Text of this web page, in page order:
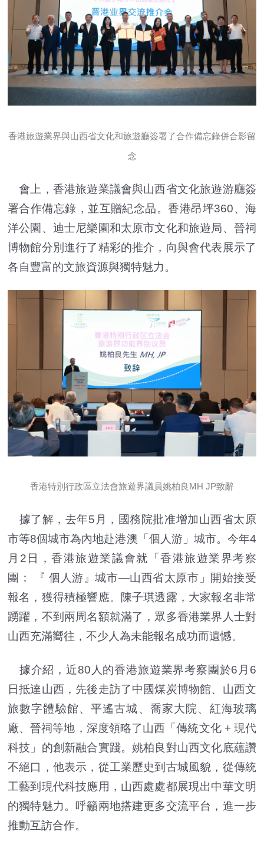
香港旅遊業界與山西省文化和旅遊廳簽署了合作備忘錄併合影留
念
會上，香港旅遊業議會與山西省文化旅遊游廳簽
署合作備忘錄，並互贈紀念品。香港昂坪360、海
洋公園、迪士尼樂園和太原市文化和旅遊局、晉祠
博物館分別進行了精彩的推介，向與會代表展示了
各自豐富的文旅資源與獨特魅力。
香港特別行政區立法會旅遊界議員姚柏良MH JP致辭
據了解，去年5月，國務院批准增加山西省太原
市等8個城市為內地赴港澳「個人游」城市。今年4
月2日，香港旅遊業議會就「香港旅遊業界考察
團： 『 個人游』城市—山西省太原市」開始接受
報名，獲得積極響應。陳子琪透露，大家報名非常
踴躍，不到兩周名額就滿了，眾多香港業界人士對
山西充滿嚮往，不少人為未能報名成功而遺憾。
據介紹，近80人的香港旅遊業界考察團於6月6
日抵達山西，先後走訪了中國煤炭博物館、山西文
旅數字體驗館、平遙古城、喬家大院、紅海玻璃
廠、晉祠等地，深度領略了山西「傳統文化 + 現代
科技」的創新融合實踐。姚柏良對山西文化底蘊讚
不絕口，他表示，從工業歷史到古城風貌，從傳統
工藝到現代科技應用，山西處處都展現出中華文明
的獨特魅力。呼籲兩地搭建更多交流平台，進一步
推動互訪合作。